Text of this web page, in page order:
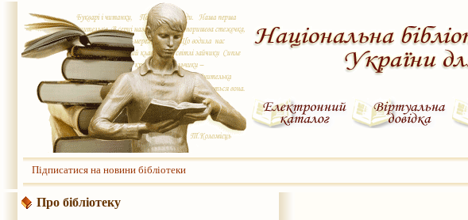
Підписатися на новини бібліотеки
Про бібліотеку